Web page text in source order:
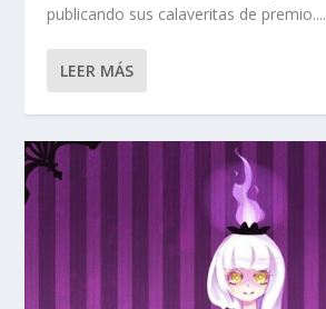
publicando sus calaveritas de premio....
LEER MÁS